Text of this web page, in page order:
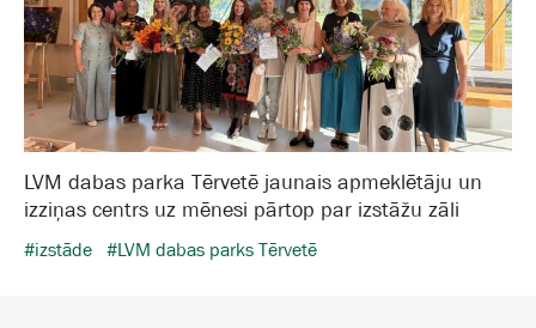
LVM dabas parka Tērvetē jaunais apmeklētāju un
izziņas centrs uz mēnesi pārtop par izstāžu zāli
#izstāde #LVM dabas parks Tērvetē